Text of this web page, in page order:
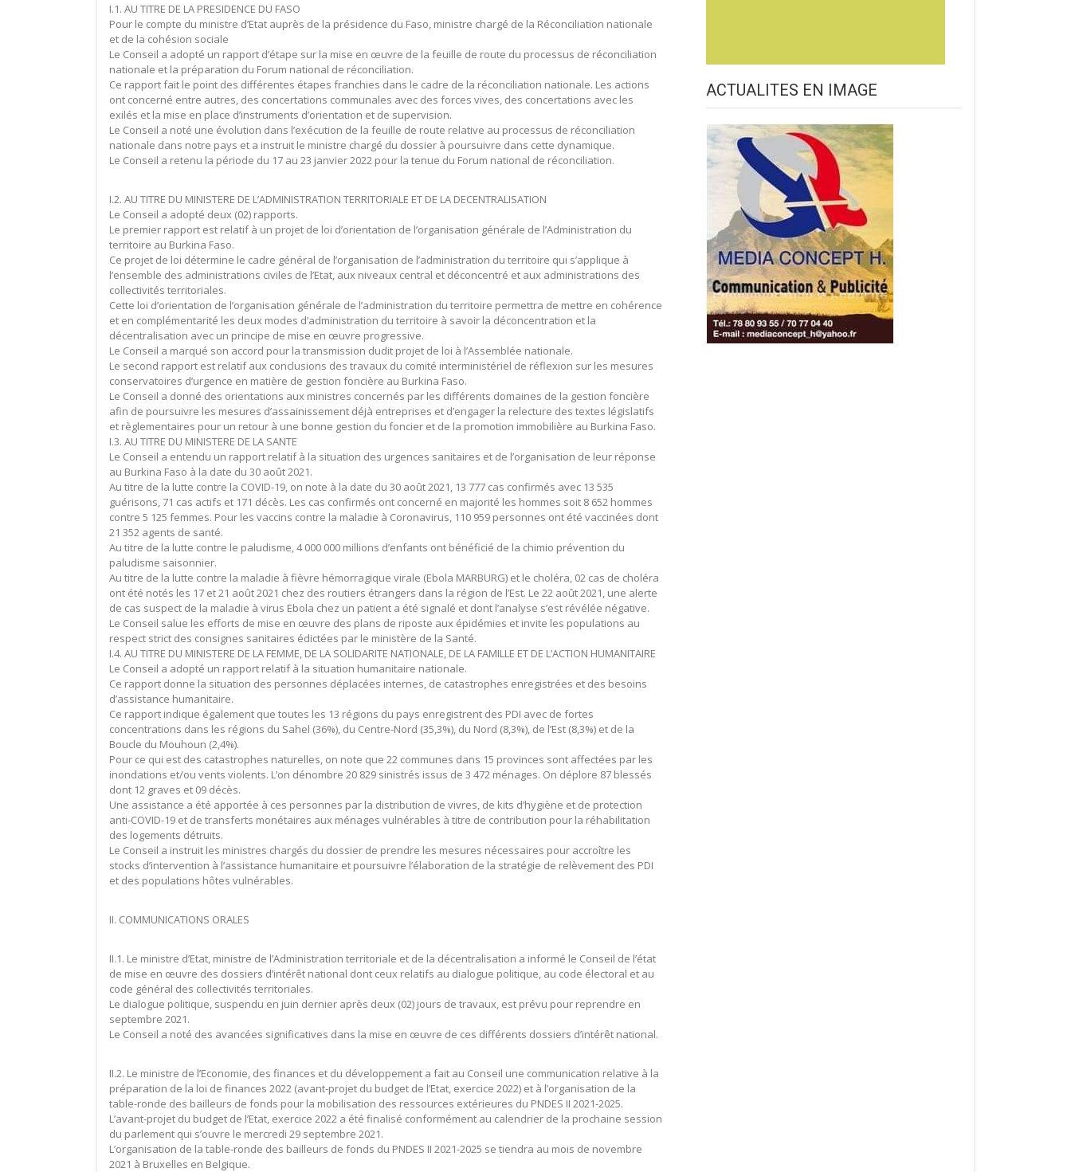
I.1. AU TITRE DE LA PRESIDENCE DU FASO
Pour le compte du ministre d’Etat auprès de la présidence du Faso, ministre chargé de la Réconciliation nationale
et de la cohésion sociale
Le Conseil a adopté un rapport d’étape sur la mise en œuvre de la feuille de route du processus de réconciliation
nationale et la préparation du Forum national de réconciliation.
Ce rapport fait le point des différentes étapes franchies dans le cadre de la réconciliation nationale. Les actions
ont concerné entre autres, des concertations communales avec des forces vives, des concertations avec les
exilés et la mise en place d’instruments d’orientation et de supervision.
Le Conseil a noté une évolution dans l’exécution de la feuille de route relative au processus de réconciliation
nationale dans notre pays et a instruit le ministre chargé du dossier à poursuivre dans cette dynamique.
Le Conseil a retenu la période du 17 au 23 janvier 2022 pour la tenue du Forum national de réconciliation.
I.2. AU TITRE DU MINISTERE DE L’ADMINISTRATION TERRITORIALE ET DE LA DECENTRALISATION
Le Conseil a adopté deux (02) rapports.
Le premier rapport est relatif à un projet de loi d’orientation de l’organisation générale de l’Administration du
territoire au Burkina Faso.
Ce projet de loi détermine le cadre général de l’organisation de l’administration du territoire qui s’applique à
l’ensemble des administrations civiles de l’Etat, aux niveaux central et déconcentré et aux administrations des
collectivités territoriales.
Cette loi d’orientation de l’organisation générale de l’administration du territoire permettra de mettre en cohérence
et en complémentarité les deux modes d’administration du territoire à savoir la déconcentration et la
décentralisation avec un principe de mise en œuvre progressive.
Le Conseil a marqué son accord pour la transmission dudit projet de loi à l’Assemblée nationale.
Le second rapport est relatif aux conclusions des travaux du comité interministériel de réflexion sur les mesures
conservatoires d’urgence en matière de gestion foncière au Burkina Faso.
Le Conseil a donné des orientations aux ministres concernés par les différents domaines de la gestion foncière
afin de poursuivre les mesures d’assainissement déjà entreprises et d’engager la relecture des textes législatifs
et règlementaires pour un retour à une bonne gestion du foncier et de la promotion immobilière au Burkina Faso.
I.3. AU TITRE DU MINISTERE DE LA SANTE
Le Conseil a entendu un rapport relatif à la situation des urgences sanitaires et de l’organisation de leur réponse
au Burkina Faso à la date du 30 août 2021.
Au titre de la lutte contre la COVID-19, on note à la date du 30 août 2021, 13 777 cas confirmés avec 13 535
guérisons, 71 cas actifs et 171 décès. Les cas confirmés ont concerné en majorité les hommes soit 8 652 hommes
contre 5 125 femmes. Pour les vaccins contre la maladie à Coronavirus, 110 959 personnes ont été vaccinées dont
21 352 agents de santé.
Au titre de la lutte contre le paludisme, 4 000 000 millions d’enfants ont bénéficié de la chimio prévention du
paludisme saisonnier.
Au titre de la lutte contre la maladie à fièvre hémorragique virale (Ebola MARBURG) et le choléra, 02 cas de choléra
ont été notés les 17 et 21 août 2021 chez des routiers étrangers dans la région de l’Est. Le 22 août 2021, une alerte
de cas suspect de la maladie à virus Ebola chez un patient a été signalé et dont l’analyse s’est révélée négative.
Le Conseil salue les efforts de mise en œuvre des plans de riposte aux épidémies et invite les populations au
respect strict des consignes sanitaires édictées par le ministère de la Santé.
I.4. AU TITRE DU MINISTERE DE LA FEMME, DE LA SOLIDARITE NATIONALE, DE LA FAMILLE ET DE L’ACTION HUMANITAIRE
Le Conseil a adopté un rapport relatif à la situation humanitaire nationale.
Ce rapport donne la situation des personnes déplacées internes, de catastrophes enregistrées et des besoins
d’assistance humanitaire.
Ce rapport indique également que toutes les 13 régions du pays enregistrent des PDI avec de fortes
concentrations dans les régions du Sahel (36%), du Centre-Nord (35,3%), du Nord (8,3%), de l’Est (8,3%) et de la
Boucle du Mouhoun (2,4%).
Pour ce qui est des catastrophes naturelles, on note que 22 communes dans 15 provinces sont affectées par les
inondations et/ou vents violents. L’on dénombre 20 829 sinistrés issus de 3 472 ménages. On déplore 87 blessés
dont 12 graves et 09 décès.
Une assistance a été apportée à ces personnes par la distribution de vivres, de kits d’hygiène et de protection
anti-COVID-19 et de transferts monétaires aux ménages vulnérables à titre de contribution pour la réhabilitation
des logements détruits.
Le Conseil a instruit les ministres chargés du dossier de prendre les mesures nécessaires pour accroître les
stocks d’intervention à l’assistance humanitaire et poursuivre l’élaboration de la stratégie de relèvement des PDI
et des populations hôtes vulnérables.
II. COMMUNICATIONS ORALES
II.1. Le ministre d’Etat, ministre de l’Administration territoriale et de la décentralisation a informé le Conseil de l’état
de mise en œuvre des dossiers d’intérêt national dont ceux relatifs au dialogue politique, au code électoral et au
code général des collectivités territoriales.
Le dialogue politique, suspendu en juin dernier après deux (02) jours de travaux, est prévu pour reprendre en
septembre 2021.
Le Conseil a noté des avancées significatives dans la mise en œuvre de ces différents dossiers d’intérêt national.
II.2. Le ministre de l’Economie, des finances et du développement a fait au Conseil une communication relative à la
préparation de la loi de finances 2022 (avant-projet du budget de l’Etat, exercice 2022) et à l’organisation de la
table-ronde des bailleurs de fonds pour la mobilisation des ressources extérieures du PNDES II 2021-2025.
L’avant-projet du budget de l’Etat, exercice 2022 a été finalisé conformément au calendrier de la prochaine session
du parlement qui s’ouvre le mercredi 29 septembre 2021.
L’organisation de la table-ronde des bailleurs de fonds du PNDES II 2021-2025 se tiendra au mois de novembre
2021 à Bruxelles en Belgique.
ACTUALITES EN IMAGE